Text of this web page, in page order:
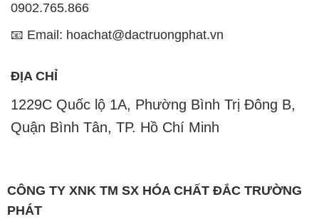
0902.765.866
📧 Email: hoachat@dactruongphat.vn
ĐỊA CHỈ
1229C Quốc lộ 1A, Phường Bình Trị Đông B,
Quận Bình Tân, TP. Hồ Chí Minh
CÔNG TY XNK TM SX HÓA CHẤT ĐẮC TRƯỜNG
PHÁT